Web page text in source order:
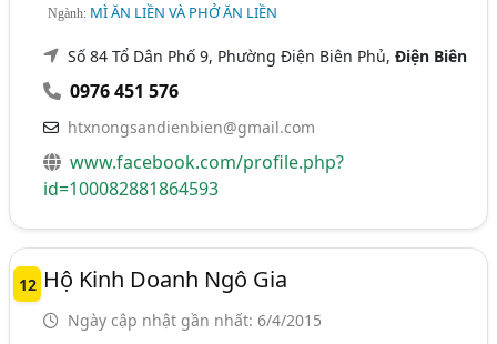
Ngành: MÌ ĂN LIỀN VÀ PHỞ ĂN LIỀN
Số 84 Tổ Dân Phố 9, Phường Điện Biên Phủ,Điện Biên
0976 451 576
htxnongsandienbien@gmail.com
www.facebook.com/profile.php?
id=100082881864593
12 Hộ Kinh Doanh Ngô Gia
Ngày cập nhật gần nhất: 6/4/2015